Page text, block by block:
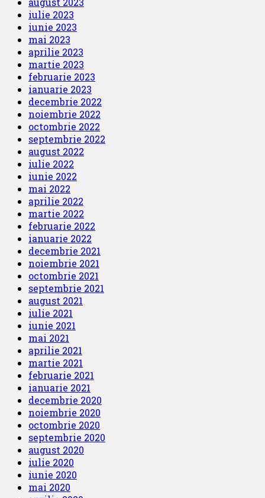
iulie 2023
iunie 2023
mai 2023
aprilie 2023
martie 2023
februarie 2023
ianuarie 2023
decembrie 2022
noiembrie 2022
octombrie 2022
septembrie 2022
august 2022
iulie 2022
iunie 2022
mai 2022
aprilie 2022
martie 2022
februarie 2022
ianuarie 2022
decembrie 2021
noiembrie 2021
octombrie 2021
septembrie 2021
august 2021
iulie 2021
iunie 2021
mai 2021
aprilie 2021
martie 2021
februarie 2021
ianuarie 2021
decembrie 2020
noiembrie 2020
octombrie 2020
septembrie 2020
august 2020
iulie 2020
iunie 2020
mai 2020